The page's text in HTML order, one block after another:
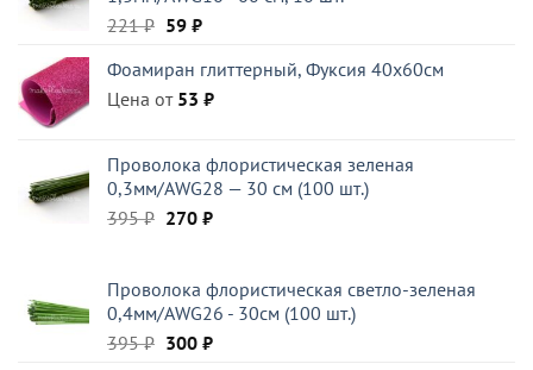
221₽ Первоначальная
составляла
221 ₽.
59 ₽Текущая
59 ₽.
Фоамиран глиттерный, Фуксия 40x60см
Цена от 53 ₽
Проволока флористическая зеленая
0,3мм/AWG28 — 30 см (100 шт.)
395₽ Первоначальная
395 ₽.
270 ₽Текущая
Проволока флористическая светло-зеленая
0,4мм/AWG26 - 30см (100 шт.)
395₽ Первоначальная
300 ₽Текущая